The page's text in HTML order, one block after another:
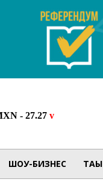
ШОУ-БИЗНЕС ТАҒЫ